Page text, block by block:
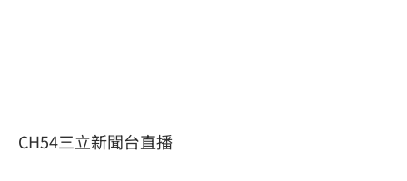
CH54三立新聞台直播